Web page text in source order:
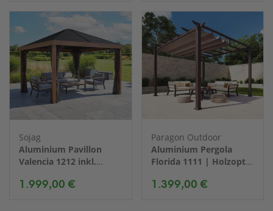
Sojag
Aluminium Pavillon
Valencia 1212 inkl.
| Braun | 363x363x310
1.999,00 €
Paragon Outdoor
Aluminium Pergola
Florida 1111 | Holzoptik
350x350x235 cm
1.399,00 €